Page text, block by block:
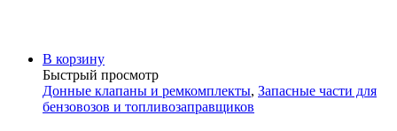
В корзину
Быстрый просмотр
Донные клапаны и ремкомплекты, Запасные части для
бензовозов и топливозаправщиков